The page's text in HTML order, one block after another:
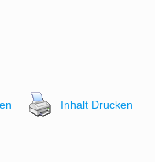
Inhalt Drucken